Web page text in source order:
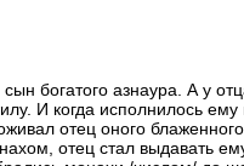
богатого азнаура. А у
И когда исполнилось
отец оного
отец стал выдавать